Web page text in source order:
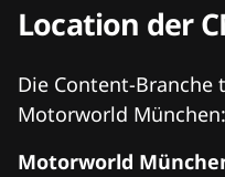
Location der
Die Content-
Motorworld München:
Motorworld